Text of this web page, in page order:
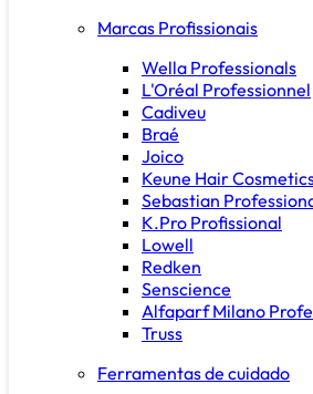
Marcas Profissionais
Wella Professionals
L'Oréal Professionnel
Cadiveu
Braé
Joico
Keune Hair
Sebastian
K.Pro Profissional
Lowell
Redken
Senscience
Alfaparf Milano
Truss
Ferramentas de cuidado